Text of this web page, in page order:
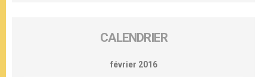
CALENDRIER
février 2016